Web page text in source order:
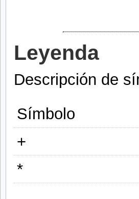
Leyenda
Descripción de
Símbolo
+
*